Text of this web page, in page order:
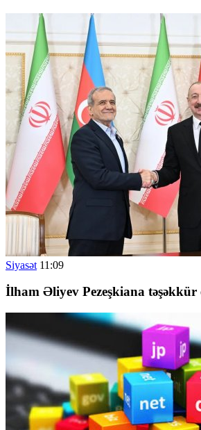
Siyasət 11:09
İlham Əliyev Pezeşkiana təşəkkür